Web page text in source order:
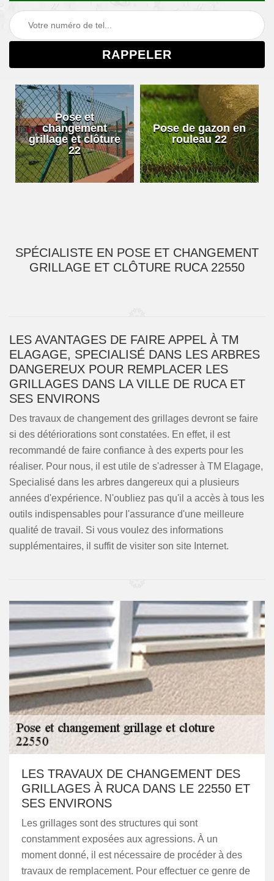
Pose et
changement
grillage et clôture
22
Pose de gazon en
rouleau 22
SPÉCIALISTE EN POSE ET CHANGEMENT
GRILLAGE ET CLÔTURE RUCA 22550
LES AVANTAGES DE FAIRE APPEL À TM
ELAGAGE, SPECIALISÉ DANS LES ARBRES
DANGEREUX POUR REMPLACER LES
GRILLAGES DANS LA VILLE DE RUCA ET
SES ENVIRONS
Des travaux de changement des grillages devront se faire
si des détériorations sont constatées. En effet, il est
recommandé de faire confiance à des experts pour les
réaliser. Pour nous, il est utile de s'adresser à TM Elagage,
Specialisé dans les arbres dangereux qui a plusieurs
années d'expérience. N'oubliez pas qu'il a accès à tous les
outils indispensables pour l'assurance d'une meilleure
qualité de travail. Si vous voulez des informations
supplémentaires, il suffit de visiter son site Internet.
LES TRAVAUX DE CHANGEMENT DES
GRILLAGES À RUCA DANS LE 22550 ET
SES ENVIRONS
Les grillages sont des structures qui sont
constamment exposées aux agressions. À un
moment donné, il est nécessaire de procéder à des
travaux de remplacement. Pour effectuer ce genre de